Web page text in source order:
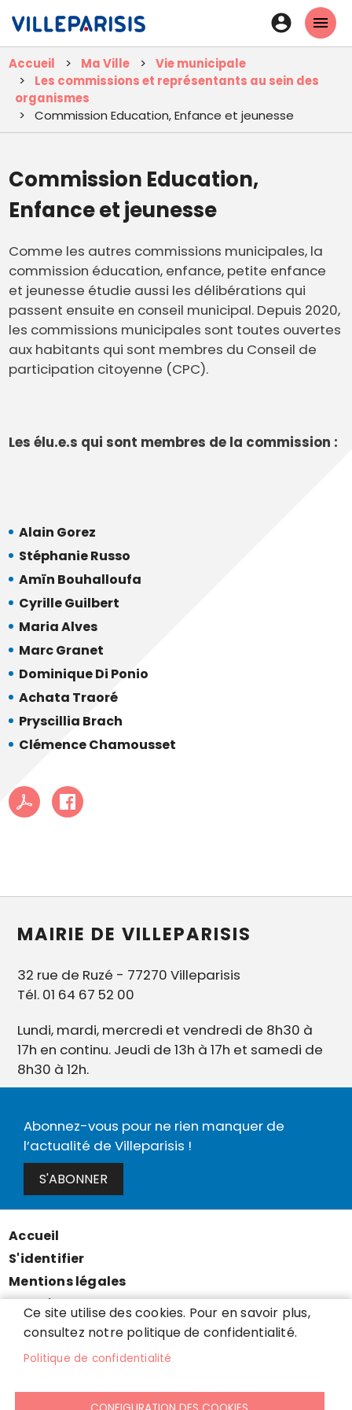
contenu
principal
En-
tête
-
Accueil Ma Ville
Vie municipale
Les commissions et représentants au sein des
organismes
Commission Education, Enfance et jeunesse
Commission Education,
Enfance et jeunesse
Comme les autres commissions municipales, la
commission éducation, enfance, petite enfance
et jeunesse étudie aussi les délibérations qui
passent ensuite en conseil municipal. Depuis 2020,
les commissions municipales sont toutes ouvertes
aux habitants qui sont membres du Conseil de
participation citoyenne (CPC).
Les élu.e.s qui sont membres de la commission :
Alain Gorez
Stéphanie Russo
Amïn Bouhalloufa
Cyrille Guilbert
Maria Alves
Marc Granet
Dominique Di Ponio
Achata Traoré
Pryscillia Brach
Clémence Chamousset
MAIRIE DE VILLEPARISIS
32 rue de Ruzé - 77270 Villeparisis
Tél. 01 64 67 52 00
Lundi, mardi, mercredi et vendredi de 8h30 à
17h en continu. Jeudi de 13h à 17h et samedi de
8h30 à 12h.
Abonnez-vous pour ne rien manquer de
l’actualité de Villeparisis !
S'ABONNER
Menu
Pied
de
page
Accueil
S'identifier
Mentions légales
Données personnelles
Accessibilité : partiellement conforme
Cookies
Presse
Ce site utilise des cookies. Pour en savoir plus,
consultez notre politique de confidentialité.
Politique de confidentialité